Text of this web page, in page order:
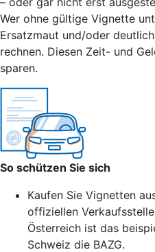
Wer ohne gültige Vignette
Ersatzmaut und/oder
rechnen. Diesen Zeit- und
sparen.
So schützen Sie sich
Kaufen Sie Vignetten
offiziellen
Österreich ist das
Schweiz die BAZG.